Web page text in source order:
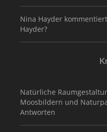
Nina Hayder
Hayder?
Natürliche
Moosbildern und
Antworten